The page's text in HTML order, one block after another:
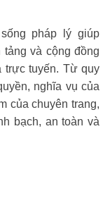
pháp lý giúp
và cộng đồng
trực tuyến. Từ quy
nghĩa vụ của
của chuyên trang,
bạch, an toàn và